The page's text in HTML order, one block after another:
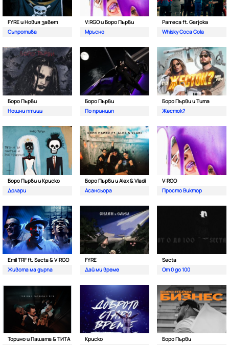
FYRE и Новия завет
Съпротива
V:RGO и Боро Първи
Мръсно
Pameca ft. Garjoka
Whisky Coca Cola
Боро Първи
Нощни птици
Боро Първи
По принцип
Боро Първи и Тита
Жесток?
Боро Първи и Криско
Долари
Боро Първи и Alex & Vladi
Асансьора
V:RGO
Просто Виктор
Emil TRF ft. Secta & V:RGO
Живота ма дърпа
FYRE
Дай ми време
Secta
От 0 до 100
Торино и Пашата & ТИТА
Криско
Боро Първи